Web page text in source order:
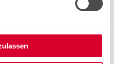
Sperrfenster musste jede
und der